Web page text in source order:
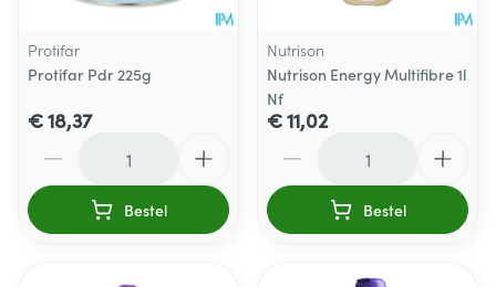
Protifar
Protifar Pdr 225g
€ 18,37
Bestel
Nutrison
Nutrison Energy Multifibre 1l
Nf
€ 11,02
Bestel